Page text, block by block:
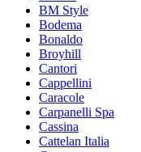
BM Style
Bodema
Bonaldo
Broyhill
Cantori
Cappellini
Caracole
Carpanelli Spa
Cassina
Cattelan Italia